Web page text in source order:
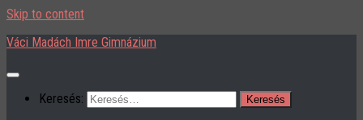
Skip to content
Váci Madách Imre Gimnázium
Keresés: